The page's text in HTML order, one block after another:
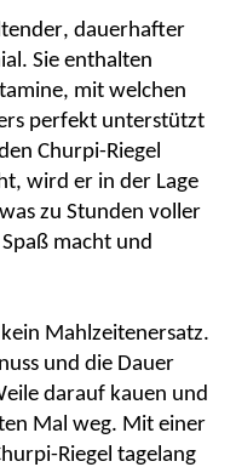
, dauerhafter
Sie enthalten
mit welchen
perfekt unterstützt
Churpi-Riegel
wird er in der Lage
zu Stunden voller
macht und
Mahlzeitenersatz.
und die Dauer
darauf kauen und
Mal weg. Mit einer
-Riegel tagelang